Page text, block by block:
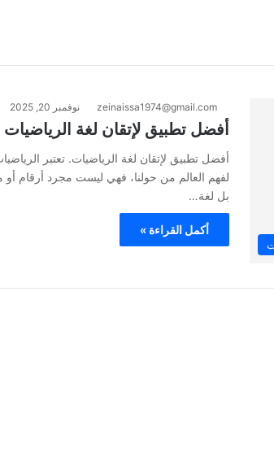
zeinaissa1974@gmail.com نوفمبر 20, 2025
أفضل تطبيق لإتقان لغة الرياضيات
أفضل تطبيق لإتقان لغة الرياضيات. تعتبر
لفهم العالم من حولنا، فهي ليست مجرد أرقام أو
بل لغة…
أكمل القراءة »